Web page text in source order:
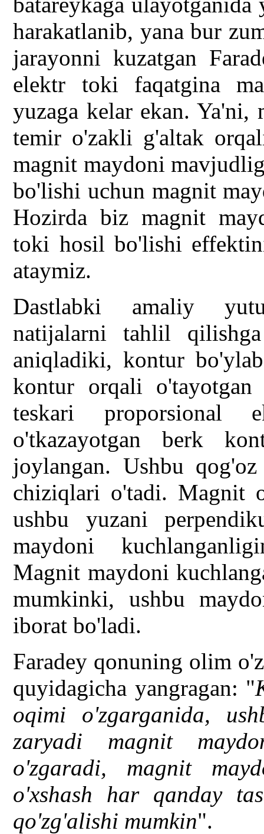
harakatlanib, yana bur
jarayonni kuzatgan
elektr toki faqatgina
yuzaga kelar ekan. Ya'ni,
temir o'zakli g'altak
magnit maydoni
bo'lishi uchun magnit
Hozirda biz magnit
toki hosil bo'lishi
ataymiz.
Dastlabki amaliy
natijalarni tahlil
aniqladiki, kontur
kontur orqali
teskari proporsional
o'tkazayotgan berk
joylangan. Ushbu
chiziqlari o'tadi. Magnit
ushbu yuzani
maydoni
Magnit maydoni
mumkinki, ushbu
iborat bo'ladi.
Faradey qonuning olim
quyidagicha yangragan: "
oqimi o'zgarganida,
zaryadi magnit
o'zgaradi, magnit
o'xshash har qanday
qo'zg'alishi mumkin".